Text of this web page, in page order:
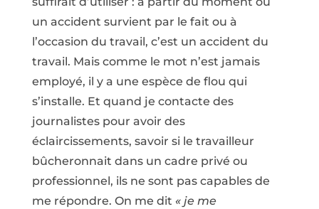
un accident survient par le fait ou à
l’occasion du travail, c’est un accident du
travail. Mais comme le mot n’est jamais
employé, il y a une espèce de flou qui
s’installe. Et quand je contacte des
journalistes pour avoir des
éclaircissements, savoir si le travailleur
bûcheronnait dans un cadre privé ou
professionnel, ils ne sont pas capables de
me répondre. On me dit « je me